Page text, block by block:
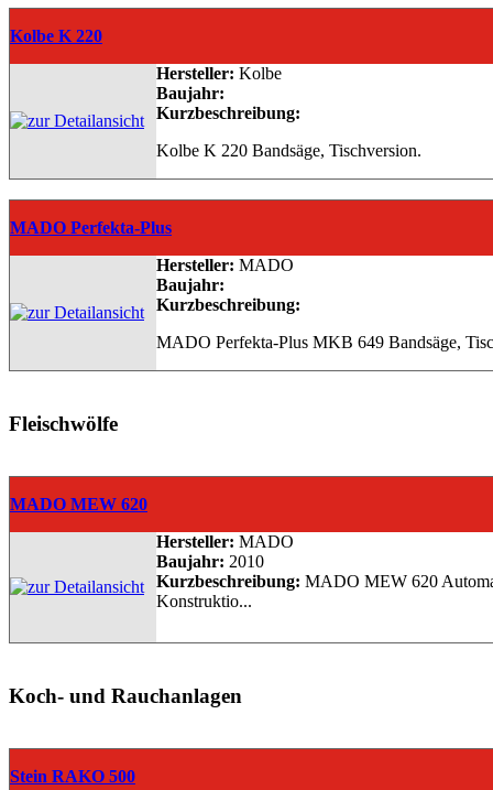
Kolbe K 220
Hersteller: Kolbe
Baujahr:
Kurzbeschreibung:
Kolbe K 220 Bandsäge, Tischversion.
MADO Perfekta-Plus
Hersteller: MADO
Baujahr:
Kurzbeschreibung:
MADO Perfekta-Plus MKB 649 Bandsäge,
Fleischwölfe
MADO MEW 620
Hersteller: MADO
Baujahr: 2010
Kurzbeschreibung: MADO MEW 620
Konstruktio...
Koch- und Rauchanlagen
Stein RAKO 500